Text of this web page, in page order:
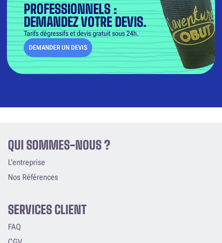
PROFESSIONNELS :
DEMANDEZ VOTRE DEVIS.
Tarifs dégressifs et devis gratuit sous 24h.
DEMANDER UN DEVIS
QUI SOMMES-NOUS ?
L'entreprise
Nos Références
SERVICES CLIENT
FAQ